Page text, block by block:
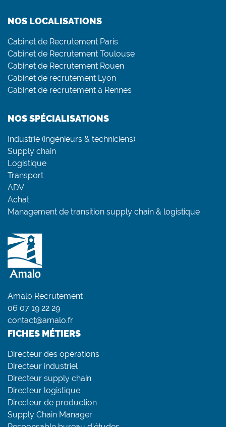
NOS LOCALISATIONS
Cabinet de Recrutement Paris
Cabinet de Recrutement Toulouse
Cabinet de Recrutement Rouen
Cabinet de recrutement Lyon
Cabinet de recrutement à Rennes
NOS SPÉCIALISATIONS
Industrie (ingénieurs & techniciens)
Supply chain
Logistique
Transport
ADV
Achat
Management de transition supply chain & logistique
Amalo Recrutement
06 07 19 22 29
contact@amalo.fr
FICHES MÉTIERS
Directeur des opérations
Directeur industriel
Directeur supply chain
Directeur logistique
Directeur de production
Supply Chain Manager